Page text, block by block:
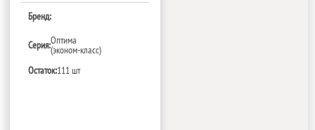
Бренд:
Серия:Оптима
(эконом-класс)
Остаток:111 шт